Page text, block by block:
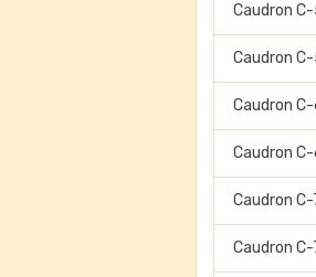
Caudron
Caudron C-
Caudron
Caudron
Caudron C-
Caudron C-